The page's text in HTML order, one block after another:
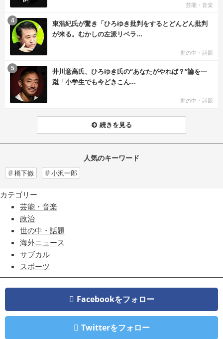
芸能・音楽
東浩紀氏が驚き「ひろゆき批判をするとどんどん批判
が来る。むかしの左派リベラ...
世の中・話題
4
井川意高氏、ひろゆき氏の“あなたがやれば？”論を一
蹴「小学生でも今どきこん...
世の中・話題
5
続きを見る
人気のキーワード
橋下徹 小沢一郎
カテゴリー
芸能・音楽
政治
世の中・話題
海外ニュース
サブカル
スポーツ
Facebookをフォロー
Twitterをフォロー